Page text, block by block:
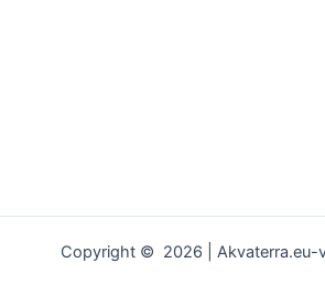
Copyright © 2026 | Akvaterra.eu-